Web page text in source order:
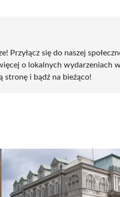
Przyłącz się do naszej
o lokalnych wydarzeniach
stronę i bądź na bieżąco!